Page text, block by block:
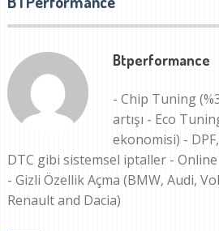
Btperformance
- Chip Tuning
artışı - Eco
ekonomisi) -
DTC gibi sistemsel iptaller -
- Gizli Özellik Açma (BMW, Audi,
Renault and Dacia)